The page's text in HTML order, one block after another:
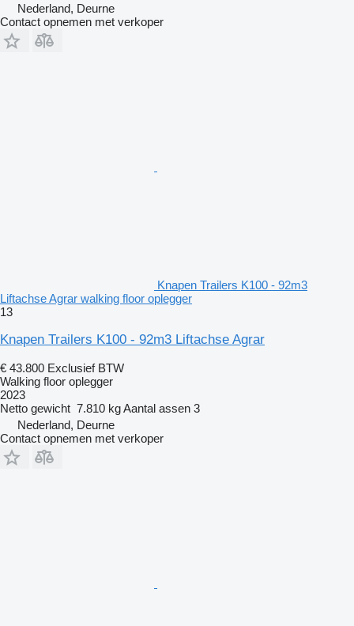
Nederland, Deurne
Contact opnemen met verkoper
Knapen Trailers K100 - 92m3
Liftachse Agrar walking floor oplegger
13
Knapen Trailers K100 - 92m3 Liftachse Agrar
€ 43.800 Exclusief BTW
Walking floor oplegger
2023
Netto gewicht 7.810 kgAantal assen 3
Nederland, Deurne
Contact opnemen met verkoper